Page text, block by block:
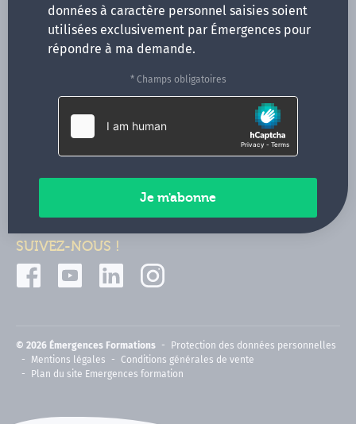
données à caractère personnel saisies soient
utilisées exclusivement par Émergences pour
répondre à ma demande.
* Champs obligatoires
Qui sommes-nous ?
CONTACT
35000 Rennes
02 99 05 25 47
Contactez-nous
Paiements sécurisés
SUIVEZ-NOUS !
© 2026 Émergences Formations
Protection des données personnelles
Mentions légales
Conditions générales de vente
Plan du site Emergences formation